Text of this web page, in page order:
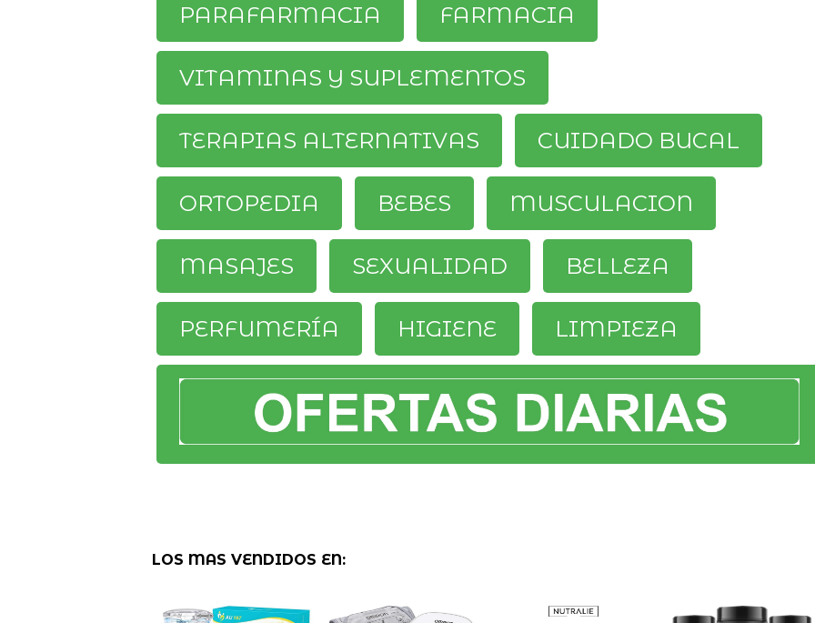
PARAFARMACIA FARMACIA
VITAMINAS Y SUPLEMENTOS
TERAPIAS ALTERNATIVAS CUIDADO BUCAL
ORTOPEDIA BEBES MUSCULACION
MASAJES SEXUALIDAD BELLEZA
PERFUMERÍA HIGIENE LIMPIEZA
LOS MAS VENDIDOS EN: